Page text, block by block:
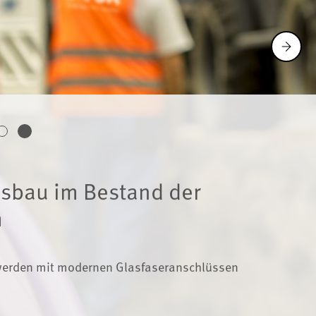
im Bestand der
mit modernen Glasfaseranschlüssen